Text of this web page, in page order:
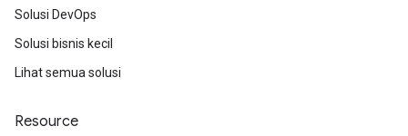
Solusi DevOps
Solusi bisnis kecil
Lihat semua solusi
Resource